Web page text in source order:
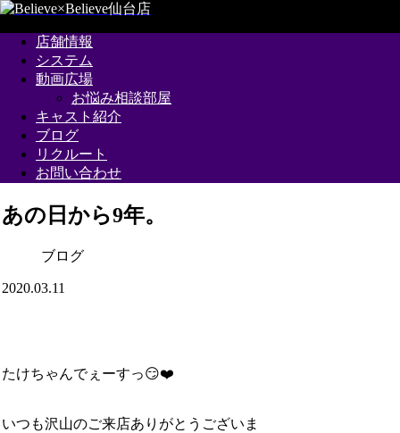
店舗情報
システム
動画広場
お悩み相談部屋
キャスト紹介
ブログ
リクルート
お問い合わせ
あの日から9年。
ブログ
2020.03.11
たけちゃんでぇーすっ😏❤️
いつも沢山のご来店ありがとうございま